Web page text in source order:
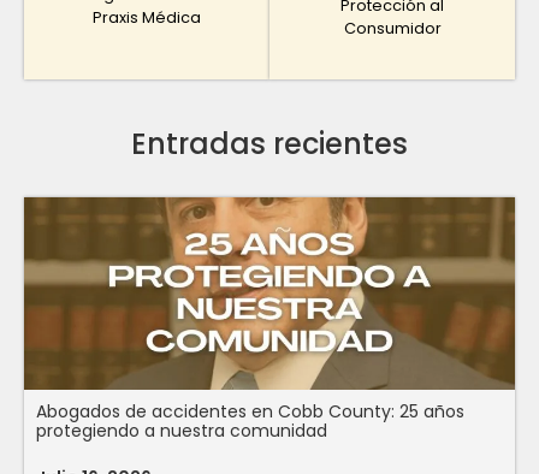
Praxis Médica
Protección al
Consumidor
Entradas recientes
Abogados de accidentes en Cobb County: 25 años
protegiendo a nuestra comunidad